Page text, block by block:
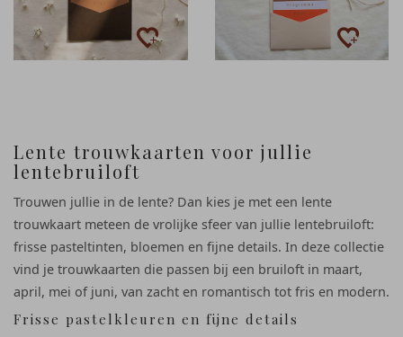
Lente trouwkaarten voor jullie
lentebruiloft
Trouwen jullie in de lente? Dan kies je met een lente
trouwkaart meteen de vrolijke sfeer van jullie lentebruiloft:
frisse pasteltinten, bloemen en fijne details. In deze collectie
vind je trouwkaarten die passen bij een bruiloft in maart,
april, mei of juni, van zacht en romantisch tot fris en modern.
Frisse pastelkleuren en fijne details